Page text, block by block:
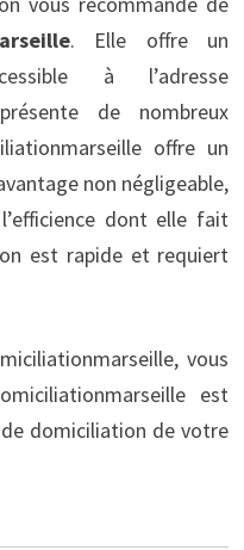
. Elle offre un
à l’adresse
de nombreux
offre un
non négligeable,
dont elle fait
est rapide et requiert
vous
est
domiciliation de votre